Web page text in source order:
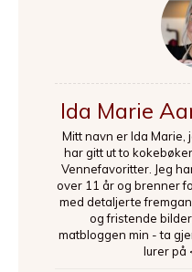
Ida Marie
Mitt navn er Ida Marie,
har gitt ut to
Vennefavoritter. Jeg
over 11 år og brenner
med detaljerte
og fristende
matbloggen min - ta
lurer på